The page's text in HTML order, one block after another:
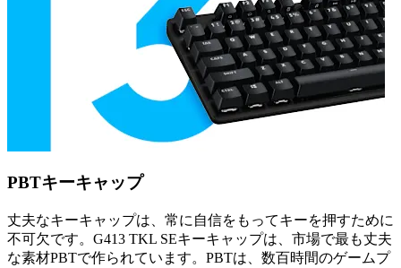
PBTキーキャップ
丈夫なキーキャップは、常に自信をもってキーを押すために
不可欠です。G413 TKL SEキーキャップは、市場で最も丈夫
な素材PBTで作られています。PBTは、数百時間のゲームプ